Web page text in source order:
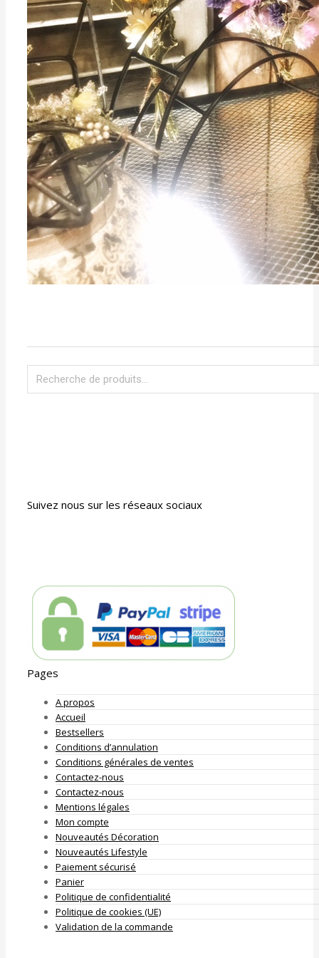
Suivez nous sur les réseaux sociaux
Pages
A propos
Accueil
Bestsellers
Conditions d’annulation
Conditions générales de ventes
Contactez-nous
Contactez-nous
Mentions légales
Mon compte
Nouveautés Décoration
Nouveautés Lifestyle
Paiement sécurisé
Panier
Politique de confidentialité
Politique de cookies (UE)
Validation de la commande